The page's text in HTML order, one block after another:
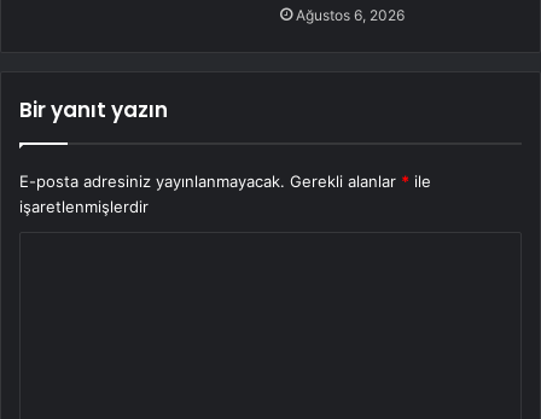
Ağustos 6, 2026
Bir yanıt yazın
E-posta adresiniz yayınlanmayacak. Gerekli alanlar * ile
işaretlenmişlerdir